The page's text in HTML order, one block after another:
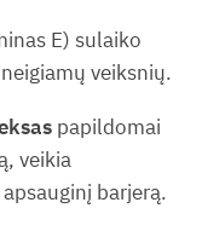
E) sulaiko
veiksnių.
papildomai
veikia
barjerą.